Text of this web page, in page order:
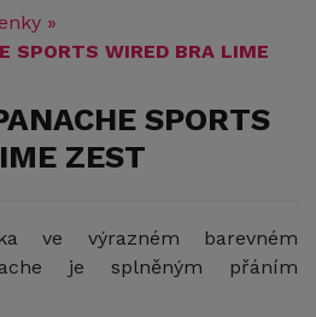
»
SPORTS WIRED BRA LIME
SPORTS
ZEST
ve výrazném barevném
je splněným přáním